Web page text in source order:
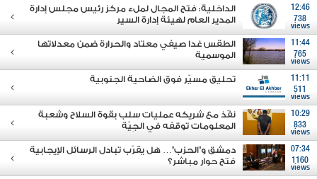
12:46
738
views
الداخلية: فتح المجال لملء مركز رئيس مجلس إدارة
المدير العام لهيئة إدارة السير
11:44
765
views
الطقس غدا صيفي معتاد والحرارة ضمن معدلاتها
الموسمية
11:11
511
views
تحليق مسيّر فوق الضاحية الجنوبية
10:29
833
views
نفّذ مع شريكه عمليات سلب بقوة السلاح وشعبة
المعلومات توقفه في الجِيّة
07:34
1160
views
دمشق و"الحزب"… هل يقرّب تبادل الرسائل الإيجابية
فتح حوار مباشر؟